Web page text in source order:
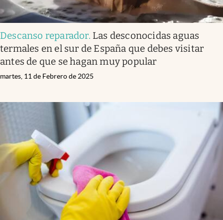
Descanso reparador. Las desconocidas aguas
termales en el sur de España que debes visitar
antes de que se hagan muy popular
martes, 11 de Febrero de 2025